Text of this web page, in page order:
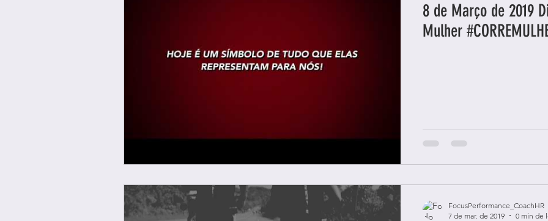
8 de Março de 2019
Mulher
FocusPerformance_CoachHR
7 de mar. de 2019
0 min de